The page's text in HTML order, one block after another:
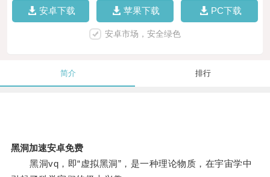
安卓下载 苹果下载 PC下载
安卓市场，安全绿色
简介 排行
黑洞加速安卓免费
黑洞vq，即“虚拟黑洞”，是一种理论物质，在宇宙学中